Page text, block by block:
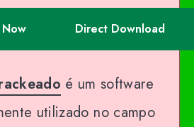
Direct Download
é um software
utilizado no campo